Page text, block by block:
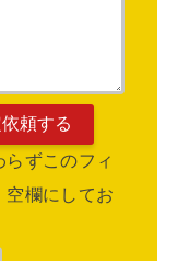
ずこのフィ
空欄にしてお